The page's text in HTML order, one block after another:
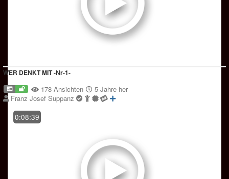
WER DENKT MIT -Nr-1-
178 Ansichten
5 Jahre her
Franz Josef Suppanz
0:08:39